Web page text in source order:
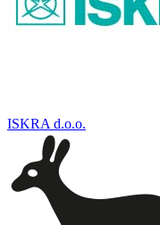
ISKRA d.o.o.